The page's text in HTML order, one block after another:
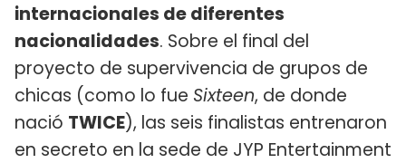
internacionales de diferentes
nacionalidades. Sobre el final del
proyecto de supervivencia de grupos de
chicas (como lo fue Sixteen, de donde
nació TWICE), las seis finalistas entrenaron
en secreto en la sede de JYP Entertainment